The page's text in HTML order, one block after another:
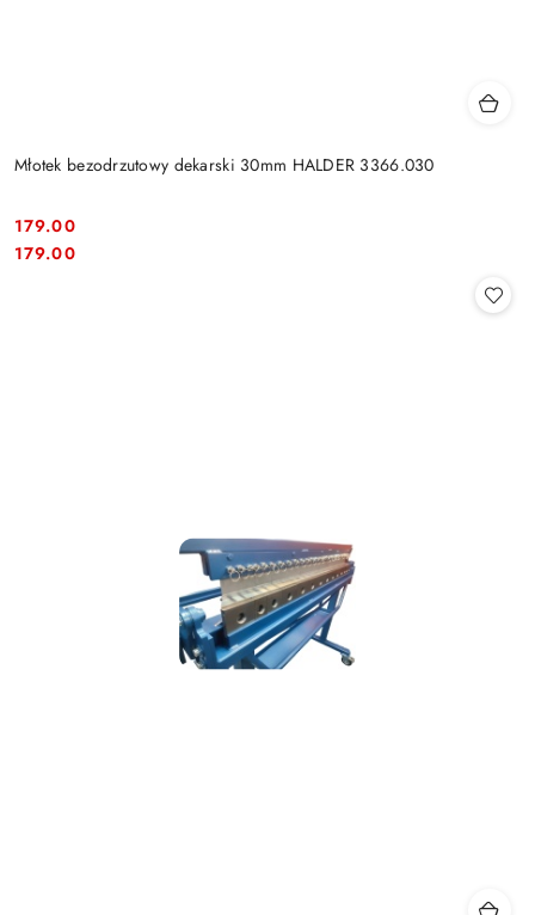
Młotek bezodrzutowy dekarski 30mm HALDER 3366.030
Cena:
179.00
Cena:
179.00